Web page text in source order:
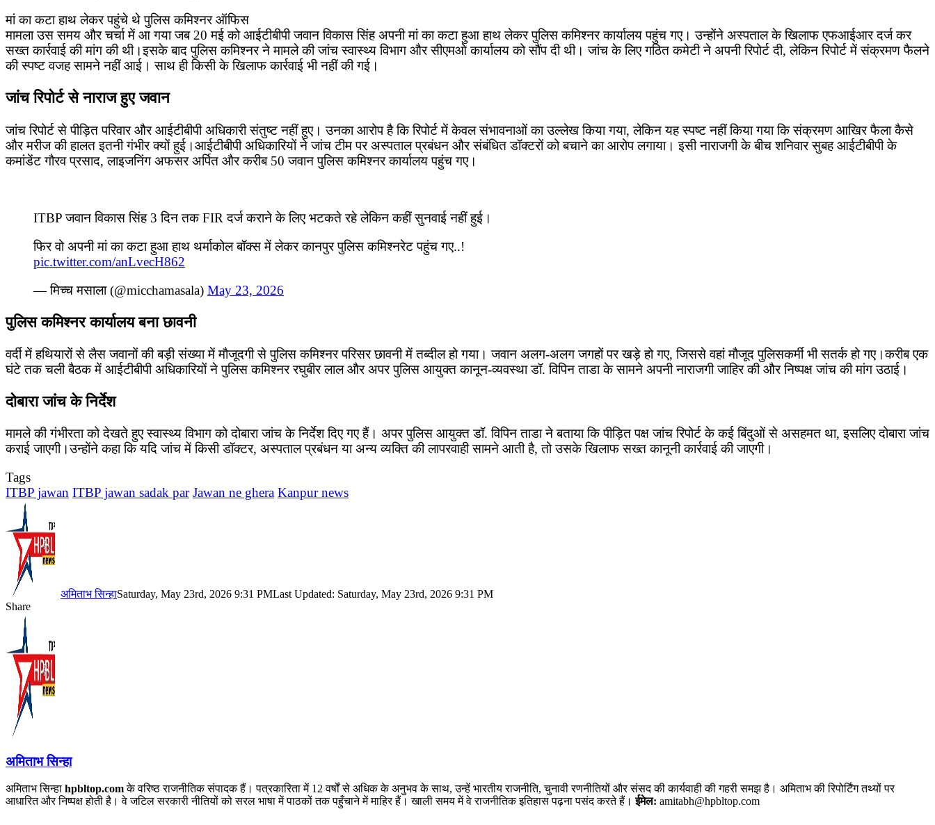
मां का कटा हाथ लेकर पहुंचे थे पुलिस कमिश्नर ऑफिस
मामला उस समय और चर्चा में आ गया जब 20 मई को आईटीबीपी जवान विकास सिंह अपनी मां का कटा हुआ हाथ लेकर पुलिस कमिश्नर कार्यालय पहुंच गए। उन्होंने अस्पताल के खिलाफ एफआईआर दर्ज कर
सख्त कार्रवाई की मांग की थी।इसके बाद पुलिस कमिश्नर ने मामले की जांच स्वास्थ्य विभाग और सीएमओ कार्यालय को सौंप दी थी। जांच के लिए गठित कमेटी ने अपनी रिपोर्ट दी, लेकिन रिपोर्ट में संक्रमण फैलने
की स्पष्ट वजह सामने नहीं आई। साथ ही किसी के खिलाफ कार्रवाई भी नहीं की गई।
जांच रिपोर्ट से नाराज हुए जवान
जांच रिपोर्ट से पीड़ित परिवार और आईटीबीपी अधिकारी संतुष्ट नहीं हुए। उनका आरोप है कि रिपोर्ट में केवल संभावनाओं का उल्लेख किया गया, लेकिन यह स्पष्ट नहीं किया गया कि संक्रमण आखिर फैला कैसे
और मरीज की हालत इतनी गंभीर क्यों हुई।आईटीबीपी अधिकारियों ने जांच टीम पर अस्पताल प्रबंधन और संबंधित डॉक्टरों को बचाने का आरोप लगाया। इसी नाराजगी के बीच शनिवार सुबह आईटीबीपी के
कमांडेंट गौरव प्रसाद, लाइजनिंग अफसर अर्पित और करीब 50 जवान पुलिस कमिश्नर कार्यालय पहुंच गए।
ITBP जवान विकास सिंह 3 दिन तक FIR दर्ज कराने के लिए भटकते रहे लेकिन कहीं सुनवाई नहीं हुई।
फिर वो अपनी मां का कटा हुआ हाथ थर्माकोल बॉक्स में लेकर कानपुर पुलिस कमिश्नरेट पहुंच गए..!
pic.twitter.com/anLvecH862
— मिच्च मसाला (@micchamasala) May 23, 2026
पुलिस कमिश्नर कार्यालय बना छावनी
वर्दी में हथियारों से लैस जवानों की बड़ी संख्या में मौजूदगी से पुलिस कमिश्नर परिसर छावनी में तब्दील हो गया। जवान अलग-अलग जगहों पर खड़े हो गए, जिससे वहां मौजूद पुलिसकर्मी भी सतर्क हो गए।करीब एक
घंटे तक चली बैठक में आईटीबीपी अधिकारियों ने पुलिस कमिश्नर रघुबीर लाल और अपर पुलिस आयुक्त कानून-व्यवस्था डॉ. विपिन ताडा के सामने अपनी नाराजगी जाहिर की और निष्पक्ष जांच की मांग उठाई।
दोबारा जांच के निर्देश
मामले की गंभीरता को देखते हुए स्वास्थ्य विभाग को दोबारा जांच के निर्देश दिए गए हैं। अपर पुलिस आयुक्त डॉ. विपिन ताडा ने बताया कि पीड़ित पक्ष जांच रिपोर्ट के कई बिंदुओं से असहमत था, इसलिए दोबारा जांच
कराई जाएगी।उन्होंने कहा कि यदि जांच में किसी डॉक्टर, अस्पताल प्रबंधन या अन्य व्यक्ति की लापरवाही सामने आती है, तो उसके खिलाफ सख्त कानूनी कार्रवाई की जाएगी।
Tags
ITBP jawan ITBP jawan sadak par Jawan ne ghera Kanpur news
अमिताभ सिन्हाSaturday, May 23rd, 2026 9:31 PMLast Updated: Saturday, May 23rd, 2026 9:31 PM
Share
Facebook
LinkedIn
Pinterest
WhatsApp
Telegram
अमिताभ सिन्हा
अमिताभ सिन्हा hpbltop.comके वरिष्ठ राजनीतिक संपादक हैं। पत्रकारिता में 12 वर्षों से अधिक के अनुभव के साथ, उन्हें भारतीय राजनीति, चुनावी रणनीतियों और संसद की कार्यवाही की गहरी समझ है। अमिताभ की रिपोर्टिंग तथ्यों पर
आधारित और निष्पक्ष होती है। वे जटिल सरकारी नीतियों को सरल भाषा में पाठकों तक पहुँचाने में माहिर हैं। खाली समय में वे राजनीतिक इतिहास पढ़ना पसंद करते हैं।ईमेल: amitabh@hpbltop.com